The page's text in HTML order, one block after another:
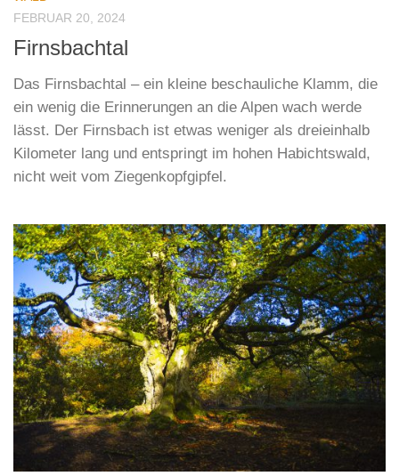
FEBRUAR 20, 2024
Firnsbachtal
Das Firnsbachtal – ein kleine beschauliche Klamm, die
ein wenig die Erinnerungen an die Alpen wach werde
lässt. Der Firnsbach ist etwas weniger als dreieinhalb
Kilometer lang und entspringt im hohen Habichtswald,
nicht weit vom Ziegenkopfgipfel.